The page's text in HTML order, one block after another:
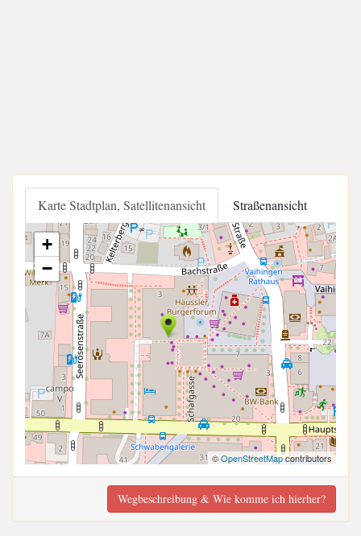
Karte Stadtplan, Satellitenansicht Straßenansicht
+
−
©OpenStreetMapcontributors
Wegbeschreibung & Wie komme ich hierher?